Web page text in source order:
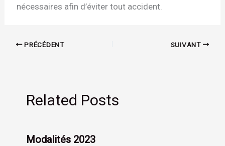
nécessaires afin d’éviter tout accident.
PRÉCÉDENT SUIVANT
Related Posts
Modalités 2023